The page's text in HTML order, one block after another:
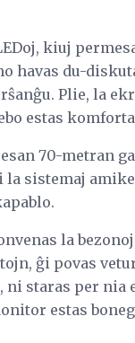
kiuj
havas du-
Plie, la
estas
70-metran
sistemaj
la
ĝi povas
staras per nia
estas